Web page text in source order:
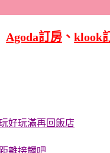
Agoda訂房 、 klook
好玩滿再回飯店
離接觸吧